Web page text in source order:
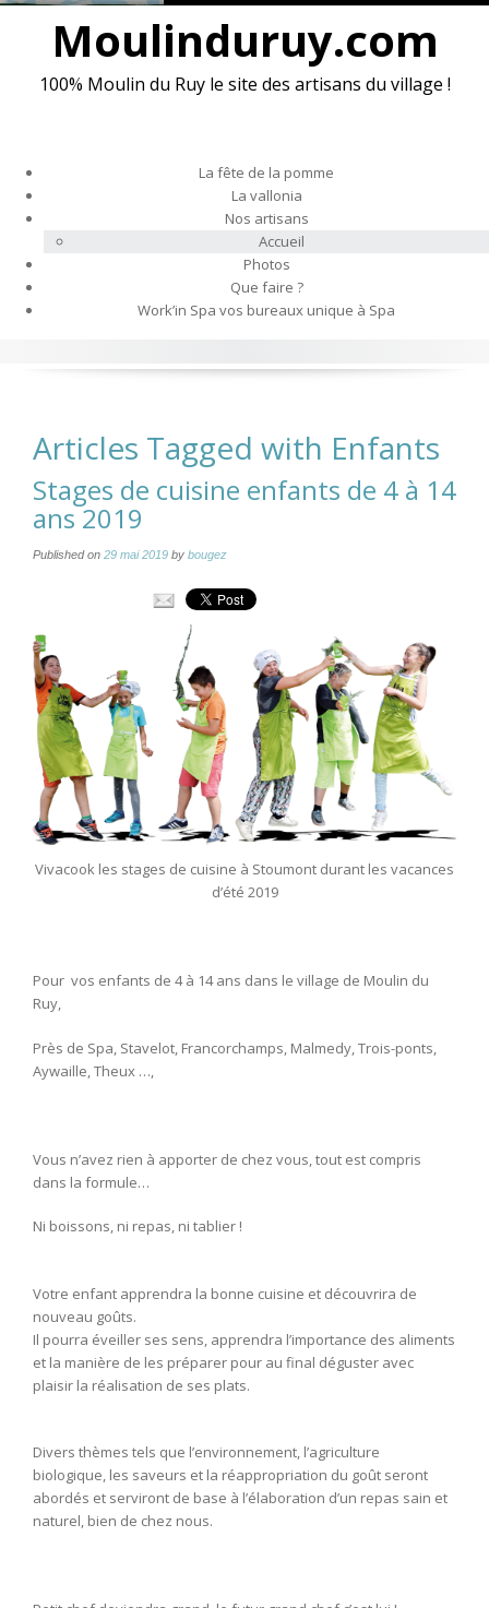
Moulinduruy.com
100% Moulin du Ruy le site des artisans du village !
La fête de la pomme
La vallonia
Nos artisans
Accueil
Photos
Que faire ?
Work’in Spa vos bureaux unique à Spa
Articles Tagged with Enfants
Stages de cuisine enfants de 4 à 14
ans 2019
Published on 29 mai 2019 by bougez
Vivacook les stages de cuisine à Stoumont durant les vacances
d’été 2019
Pour vos enfants de 4 à 14 ans dans le village de Moulin du
Ruy,
Près de Spa, Stavelot, Francorchamps, Malmedy, Trois-ponts,
Aywaille, Theux …,
Vous n’avez rien à apporter de chez vous, tout est compris
dans la formule…
Ni boissons, ni repas, ni tablier !
Votre enfant apprendra la bonne cuisine et découvrira de
nouveau goûts.
Il pourra éveiller ses sens, apprendra l’importance des aliments
et la manière de les préparer pour au final déguster avec
plaisir la réalisation de ses plats.
Divers thèmes tels que l’environnement, l’agriculture
biologique, les saveurs et la réappropriation du goût seront
abordés et serviront de base à l’élaboration d’un repas sain et
naturel, bien de chez nous.